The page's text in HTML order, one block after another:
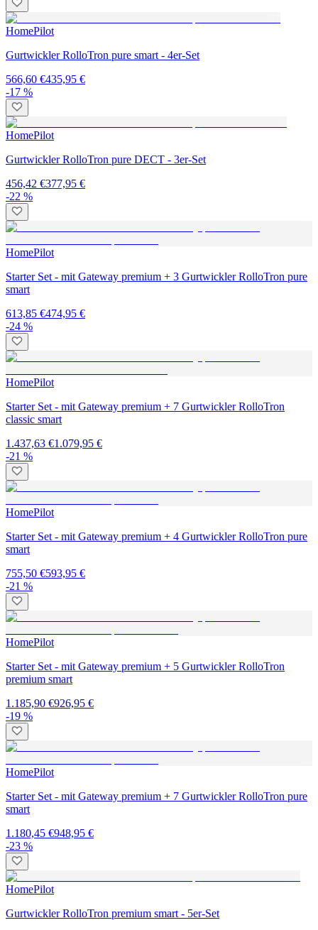
HomePilot
Gurtwickler RolloTron pure smart - 4er-Set
566,60 €435,95 €
-17 %
HomePilot
Gurtwickler RolloTron pure DECT - 3er-Set
456,42 €377,95 €
-22 %
HomePilot
Starter Set - mit Gateway premium + 3 Gurtwickler RolloTron pure
smart
613,85 €474,95 €
-24 %
HomePilot
Starter Set - mit Gateway premium + 7 Gurtwickler RolloTron
classic smart
1.437,63 €1.079,95 €
-21 %
HomePilot
Starter Set - mit Gateway premium + 4 Gurtwickler RolloTron pure
smart
755,50 €593,95 €
-21 %
HomePilot
Starter Set - mit Gateway premium + 5 Gurtwickler RolloTron
premium smart
1.185,90 €926,95 €
-19 %
HomePilot
Starter Set - mit Gateway premium + 7 Gurtwickler RolloTron pure
smart
1.180,45 €948,95 €
-23 %
HomePilot
Gurtwickler RolloTron premium smart - 5er-Set